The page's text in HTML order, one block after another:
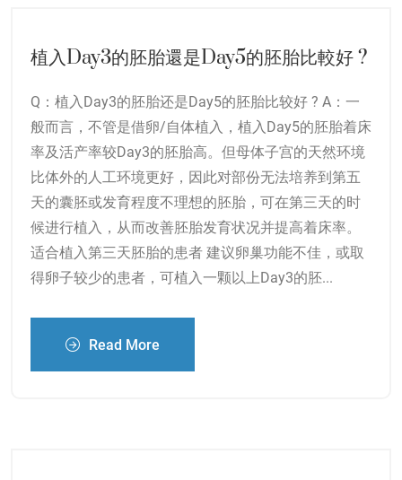
植入Day3的胚胎還是Day5的胚胎比較好 ?
Q：植入Day3的胚胎还是Day5的胚胎比较好 ? A：一
般而言，不管是借卵/自体植入，植入Day5的胚胎着床
率及活产率较Day3的胚胎高。但母体子宫的天然环境
比体外的人工环境更好，因此对部份无法培养到第五
天的囊胚或发育程度不理想的胚胎，可在第三天的时
候进行植入，从而改善胚胎发育状况并提高着床率。
适合植入第三天胚胎的患者 建议卵巢功能不佳，或取
得卵子较少的患者，可植入一颗以上Day3的胚...
Read More